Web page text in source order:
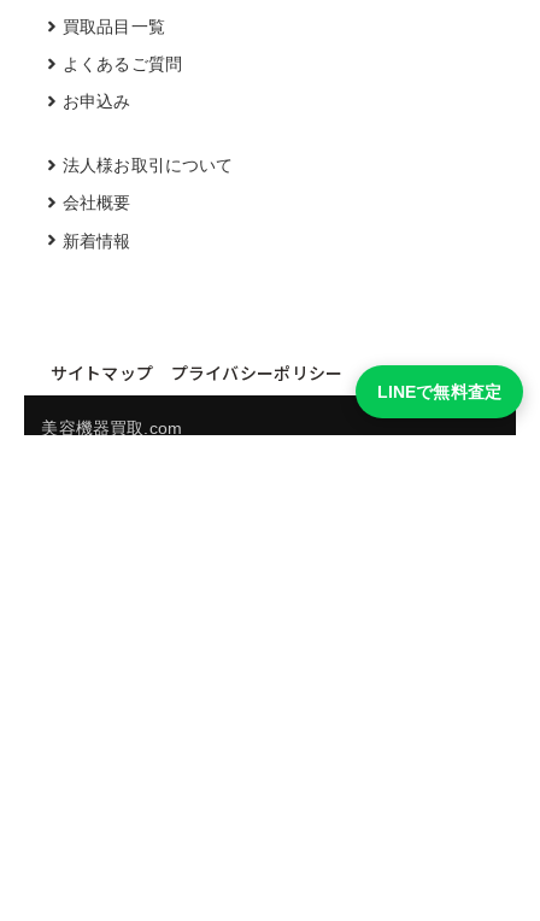
買取品目一覧
よくあるご質問
お申込み
法人様お取引について
会社概要
新着情報
サイトマップ プライバシーポリシー
美容機器買取.com
LINEで無料査定